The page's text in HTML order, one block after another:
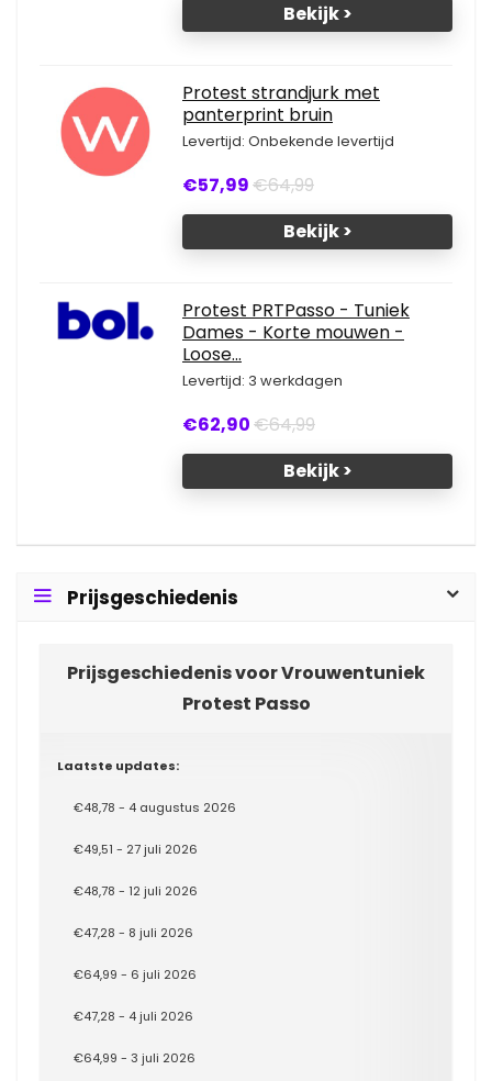
Bekijk >
Protest strandjurk met
panterprint bruin
Levertijd: Onbekende levertijd
€57,99€64,99
Bekijk >
Protest PRTPasso - Tuniek
Dames - Korte mouwen -
Loose...
Levertijd: 3 werkdagen
€62,90€64,99
Bekijk >
Prijsgeschiedenis
Prijsgeschiedenis voor Vrouwentuniek
Protest Passo
Laatste updates:
€48,78 - 4 augustus 2026
€49,51 - 27 juli 2026
€48,78 - 12 juli 2026
€47,28 - 8 juli 2026
€64,99 - 6 juli 2026
€47,28 - 4 juli 2026
€64,99 - 3 juli 2026